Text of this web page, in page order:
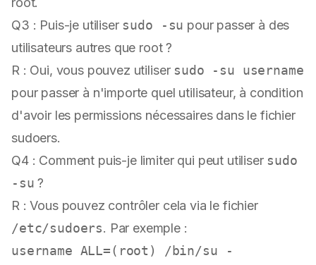
Q3 : Puis-je utiliser sudo -su pour passer à des
utilisateurs autres que root ?
R : Oui, vous pouvez utiliser sudo -su username
pour passer à n'importe quel utilisateur, à condition
d'avoir les permissions nécessaires dans le fichier
sudoers.
Q4 : Comment puis-je limiter qui peut utiliser sudo
-su ?
R : Vous pouvez contrôler cela via le fichier
/etc/sudoers. Par exemple :